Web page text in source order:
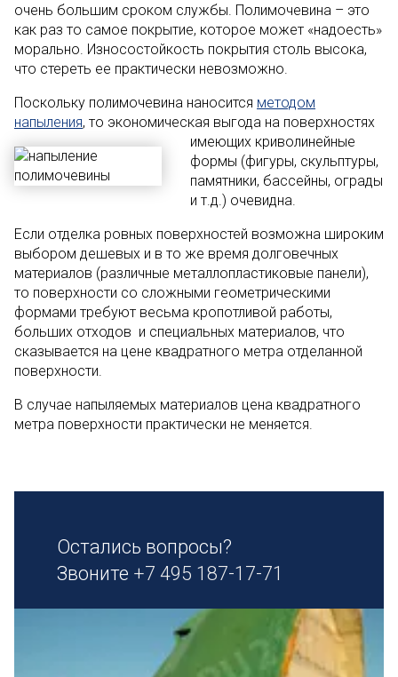
очень большим сроком службы. Полимочевина – это
как раз то самое покрытие, которое может «надоесть»
морально. Износостойкость покрытия столь высока,
что стереть ее практически невозможно.
Поскольку полимочевина наносится методом
напыления, то экономическая выгода на поверхностях
имеющих криволинейные
формы (фигуры, скульптуры,
памятники, бассейны, ограды
и т.д.) очевидна.
Если отделка ровных поверхностей возможна широким
выбором дешевых и в то же время долговечных
материалов (различные металлопластиковые панели),
то поверхности со сложными геометрическими
формами требуют весьма кропотливой работы,
больших отходов и специальных материалов, что
сказывается на цене квадратного метра отделанной
поверхности.
В случае напыляемых материалов цена квадратного
метра поверхности практически не меняется.
Остались вопросы?
Звоните +7 495 187-17-71